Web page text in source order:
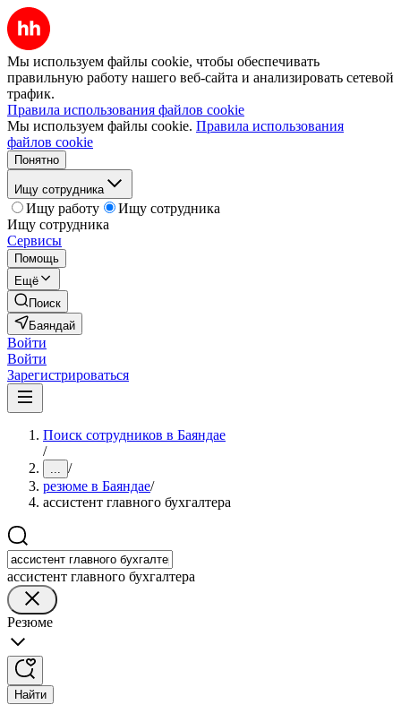
Мы используем файлы cookie, чтобы обеспечивать
правильную работу нашего веб-сайта и анализировать сетевой
трафик.
Правила использования файлов cookie
Мы используем файлы cookie. Правила использования
файлов cookie
Понятно
Ищу сотрудника
Ищу работу
Ищу сотрудника
Ищу сотрудника
Сервисы
Помощь
Ещё
Поиск
Баяндай
Войти
Войти
Зарегистрироваться
Поиск сотрудников в Баяндае
/
... /
резюме в Баяндае/
ассистент главного бухгалтера
ассистент главного бухгалтера
Резюме
Найти